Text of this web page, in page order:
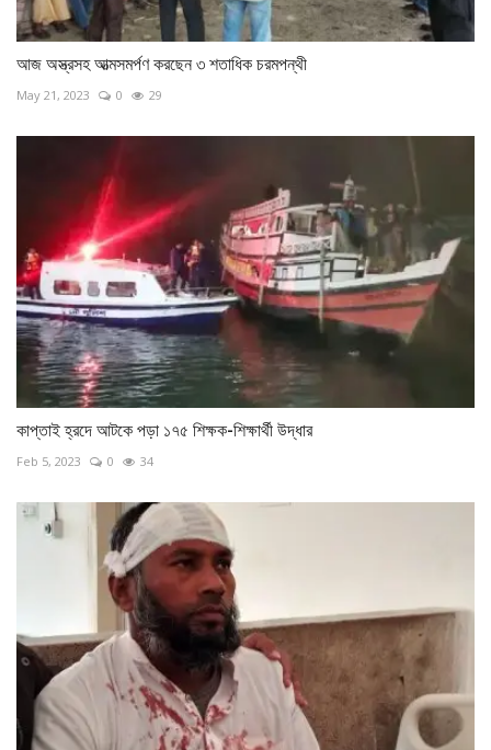
আজ অস্ত্রসহ আত্মসমর্পণ করছেন ৩ শতাধিক চরমপন্থী
May 21, 2023 0 29
কাপ্তাই হ্রদে আটকে পড়া ১৭৫ শিক্ষক-শিক্ষার্থী উদ্ধার
Feb 5, 2023 0 34